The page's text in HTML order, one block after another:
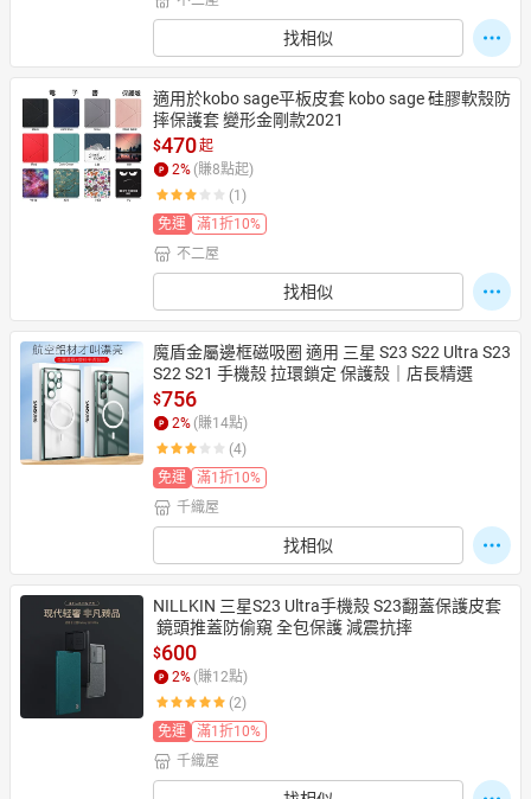
找相似
適用於kobo sage平板皮套 kobo sage 硅膠軟殼防
摔保護套 變形金剛款2021
$470起
2% (賺8點起)
(1)
免運
滿1折10%
不二屋
找相似
魔盾金屬邊框磁吸圈 適用 三星 S23 S22 Ultra S23
S22 S21 手機殼 拉環鎖定 保護殼｜店長精選
$756
2% (賺14點)
(4)
免運
滿1折10%
千織屋
找相似
NILLKIN 三星S23 Ultra手機殼 S23翻蓋保護皮套
鏡頭推蓋防偷窺 全包保護 減震抗摔
$600
2% (賺12點)
(2)
免運
滿1折10%
千織屋